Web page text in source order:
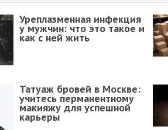
Уреплазменная инфекция
у мужчин: что это такое и
как с ней жить
Татуаж бровей в Москве:
учитесь перманентному
макияжу для успешной
карьеры